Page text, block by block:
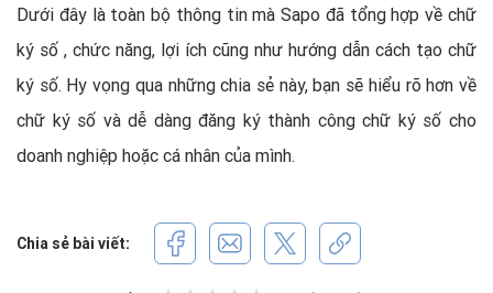
Dưới đây là toàn bộ thông tin mà Sapo đã tổng hợp về chữ
ký số , chức năng, lợi ích cũng như hướng dẫn cách tạo chữ
ký số. Hy vọng qua những chia sẻ này, bạn sẽ hiểu rõ hơn về
chữ ký số và dễ dàng đăng ký thành công chữ ký số cho
doanh nghiệp hoặc cá nhân của mình.
Chia sẻ bài viết: